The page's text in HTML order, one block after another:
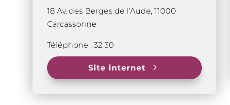
18 Av. des Berges de l’Aude, 11000
Carcassonne
Téléphone : 32 30
Site internet 5